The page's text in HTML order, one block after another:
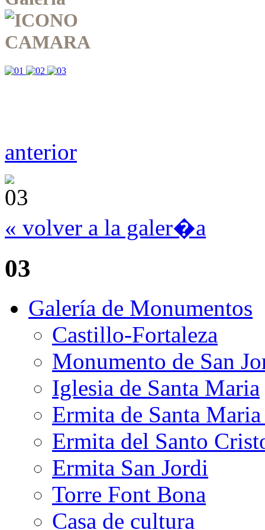
anterior
« volver a la galer�a
03
Galería de Monumentos
Castillo-Fortaleza
Monumento de San
Iglesia de Santa Maria
Ermita de Santa
Ermita del Santo
Ermita San Jordi
Torre Font Bona
Casa de cultura